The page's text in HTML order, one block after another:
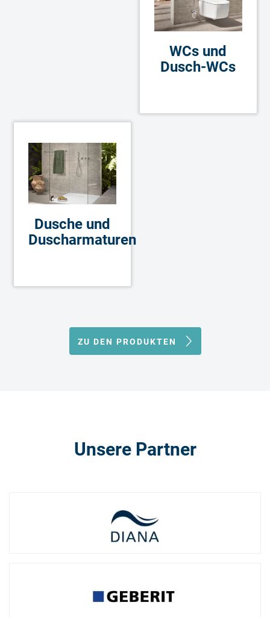
WCs und
Dusch-WCs
Dusche und
Duscharmaturen
ZU DEN PRODUKTEN
Unsere Partner